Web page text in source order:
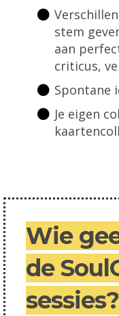
stem
aan
criticus,
Spontane
Je eigen
Wie
de
sessies?